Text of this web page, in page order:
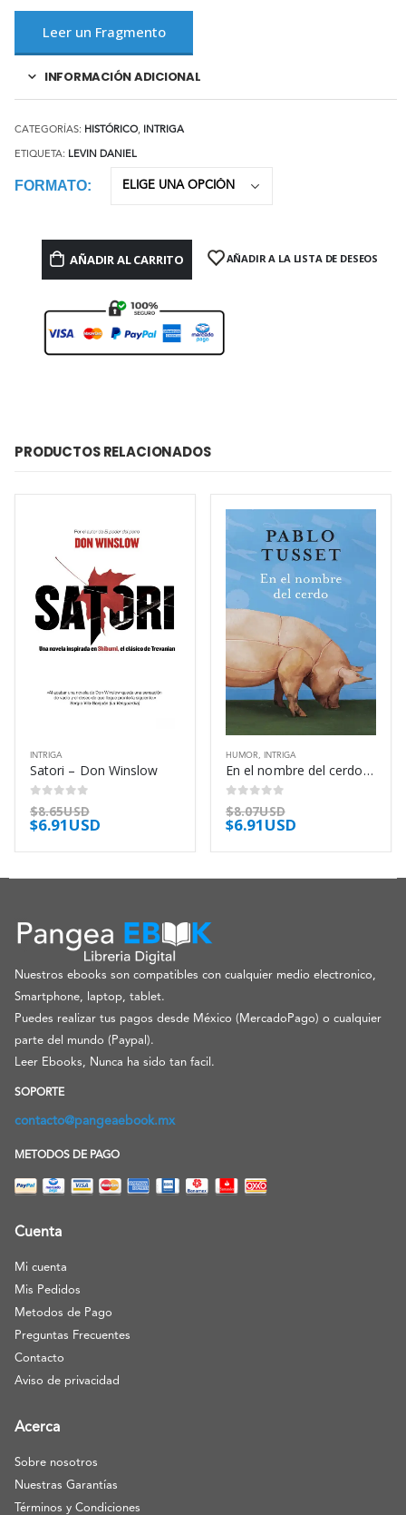
Leer un Fragmento
INFORMACIÓN ADICIONAL
CATEGORÍAS: HISTÓRICO, INTRIGA
ETIQUETA: LEVIN DANIEL
FORMATO
AÑADIR AL CARRITO AÑADIR A LA LISTA DE DESEOS
PRODUCTOS RELACIONADOS
INTRIGA
Satori – Don Winslow
0out of 5
$8.65USD
$6.91USD
HUMOR , INTRIGA
En el nombre del cerdo – Pablo Tusset
0out of 5
$8.07USD
$6.91USD
Nuestros ebooks son compatibles con cualquier medio electronico,
Smartphone, laptop, tablet.
Puedes realizar tus pagos desde México (MercadoPago) o cualquier
parte del mundo (Paypal).
Leer Ebooks, Nunca ha sido tan facil.
SOPORTE
contacto@pangeaebook.mx
METODOS DE PAGO
Cuenta
Mi cuenta
Mis Pedidos
Metodos de Pago
Preguntas Frecuentes
Contacto
Aviso de privacidad
Acerca
Sobre nosotros
Nuestras Garantías
Términos y Condiciones